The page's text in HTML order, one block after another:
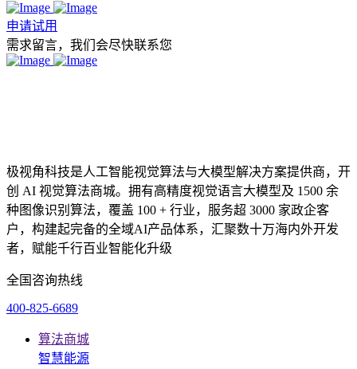
申请试用
需求留言，我们会尽快联系您
极视角科技是人工智能视觉算法与大模型解决方案提供商，开
创 AI 视觉算法商城。拥有高精度视觉语言大模型及 1500 余
种图像识别算法，覆盖 100 + 行业，服务超 3000 家政企客
户，构建起完备的全域AI产品体系，汇聚数十万海内外开发
者，赋能千行百业智能化升级
全国咨询热线
400-825-6689
算法商城
智慧能源